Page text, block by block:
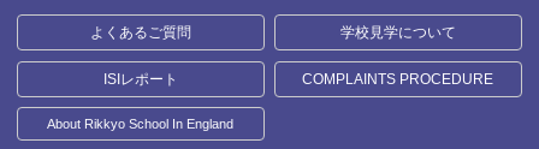
よくあるご質問 学校見学について
ISIレポート COMPLAINTS PROCEDURE
About Rikkyo School In England